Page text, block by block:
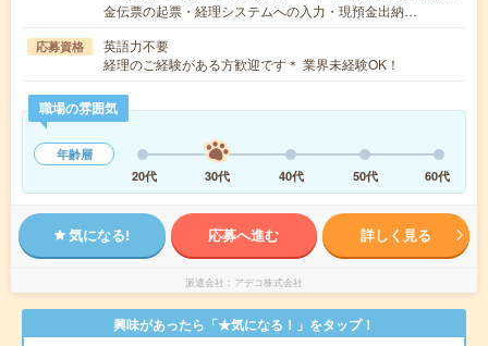
金伝票の起票・経理システムへの入力・現預金出納…
応募資格
英語力不要
経理のご経験がある方歓迎です＊ 業界未経験OK！
職場の雰囲気
年齢層
20代
30代 40代 50代 60代
気になる! 応募へ進む 詳しく見る
派遣会社 アデコ株式会社
興味があったら「★気になる！」をタップ！